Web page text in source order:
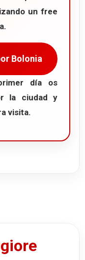
un free
Bolonia
día os
la ciudad y
visita.